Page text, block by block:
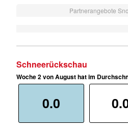
Partnerangebote
Schneerückschau
Woche 2 von August hat im
0.0